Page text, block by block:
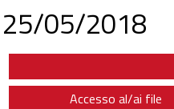
25/05/2018
Accesso al/ai file